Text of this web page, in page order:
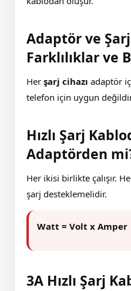
Adaptör ve Şarj
Farklılıklar ve
Her şarj cihazı adaptör
telefon için uygun
Hızlı Şarj
Adaptörden
Her ikisi birlikte çalışır.
şarj desteklemelidir.
Watt = Volt x Amper
3A Hızlı Şarj